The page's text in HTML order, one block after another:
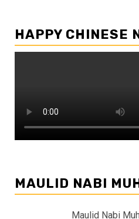
HAPPY CHINESE
MAULID NABI
Maulid Nabi